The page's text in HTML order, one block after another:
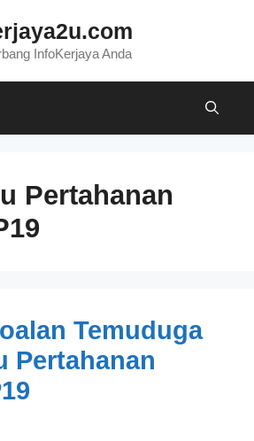
InfoKerjaya Anda
Pertahanan
Temuduga
Pertahanan